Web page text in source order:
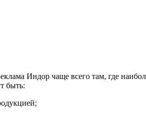
Индор чаще всего там, где
быть: